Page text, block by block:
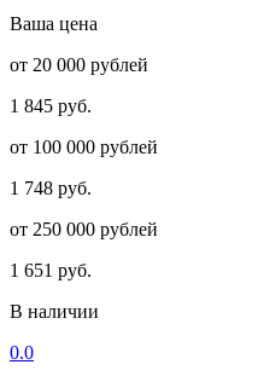
Ваша цена
от 20 000 рублей
1 845 руб.
от 100 000 рублей
1 748 руб.
от 250 000 рублей
1 651 руб.
В наличии
0.0